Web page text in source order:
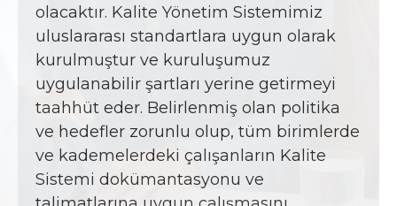
olacaktır. Kalite Yönetim Sistemimiz
uluslararası standartlara uygun olarak
kurulmuştur ve kuruluşumuz
uygulanabilir şartları yerine getirmeyi
taahhüt eder. Belirlenmiş olan politika
ve hedefler zorunlu olup, tüm birimlerde
ve kademelerdeki çalışanların Kalite
Sistemi dokümantasyonu ve